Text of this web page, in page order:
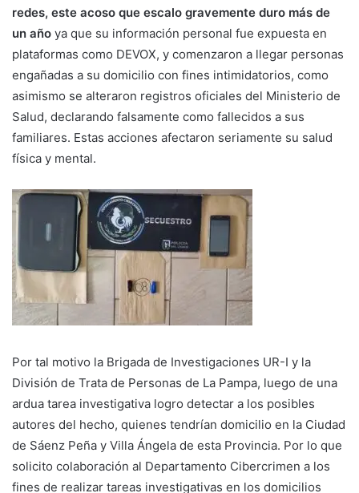
redes, este acoso que escalo gravemente duro más de
un año ya que su información personal fue expuesta en
plataformas como DEVOX, y comenzaron a llegar personas
engañadas a su domicilio con fines intimidatorios, como
asimismo se alteraron registros oficiales del Ministerio de
Salud, declarando falsamente como fallecidos a sus
familiares. Estas acciones afectaron seriamente su salud
física y mental.
Por tal motivo la Brigada de Investigaciones UR-I y la
División de Trata de Personas de La Pampa, luego de una
ardua tarea investigativa logro detectar a los posibles
autores del hecho, quienes tendrían domicilio en la Ciudad
de Sáenz Peña y Villa Ángela de esta Provincia. Por lo que
solicito colaboración al Departamento Cibercrimen a los
fines de realizar tareas investigativas en los domicilios